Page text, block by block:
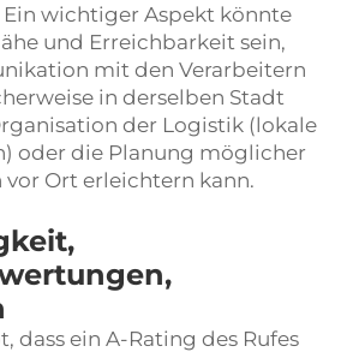
wichtiger Aspekt könnte
und Erreichbarkeit sein,
mit den Verarbeitern
in derselben Stadt
der Logistik (lokale
oder die Planung möglicher
Ort erleichtern kann.
dass ein A-Rating des Rufes